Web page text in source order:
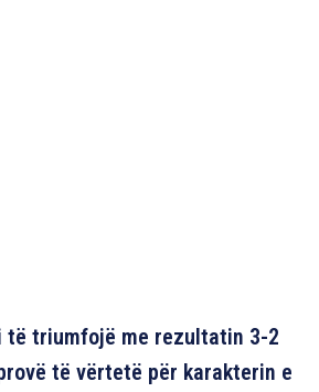
të triumfojë me rezultatin 3-2
të vërtetë për karakterin e